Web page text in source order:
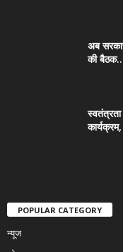
अब
की
स्वतंत्रता
POPULAR CATEGORY
न्यूज